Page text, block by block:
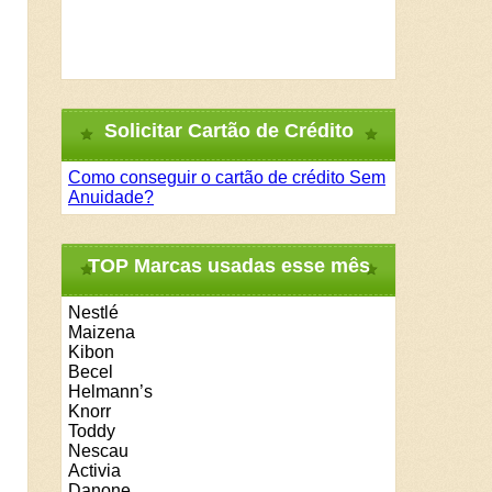
Solicitar Cartão de Crédito
Como conseguir o cartão de crédito Sem
Anuidade?
TOP Marcas usadas esse mês
Nestlé
Maizena
Kibon
Becel
Helmann’s
Knorr
Toddy
Nescau
Activia